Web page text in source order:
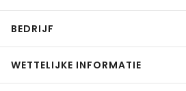
BEDRIJF
WETTELIJKE INFORMATIE